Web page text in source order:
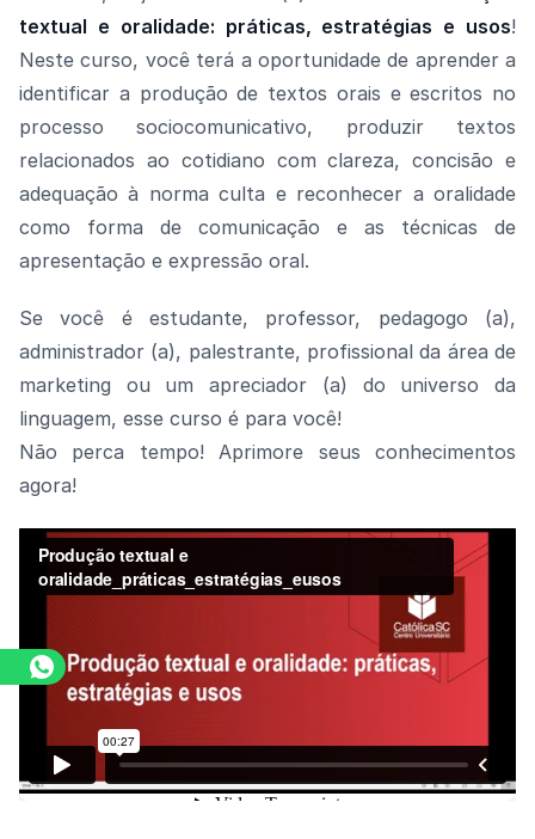
textual e oralidade: práticas, estratégias e usos!
Neste curso, você terá a oportunidade de aprender a
identificar a produção de textos orais e escritos no
processo sociocomunicativo, produzir textos
relacionados ao cotidiano com clareza, concisão e
adequação à norma culta e reconhecer a oralidade
como forma de comunicação e as técnicas de
apresentação e expressão oral.
Se você é estudante, professor, pedagogo (a),
administrador (a), palestrante, profissional da área de
marketing ou um apreciador (a) do universo da
linguagem, esse curso é para você!
Não perca tempo! Aprimore seus conhecimentos
agora!
Assista o vídeo